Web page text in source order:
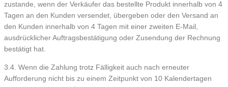
zustande, wenn der Verkäufer das bestellte Produkt innerhalb von 4
Tagen an den Kunden versendet, übergeben oder den Versand an
den Kunden innerhalb von 4 Tagen mit einer zweiten E-Mail,
ausdrücklicher Auftragsbestätigung oder Zusendung der Rechnung
bestätigt hat.
3.4. Wenn die Zahlung trotz Fälligkeit auch nach erneuter
Aufforderung nicht bis zu einem Zeitpunkt von 10 Kalendertagen